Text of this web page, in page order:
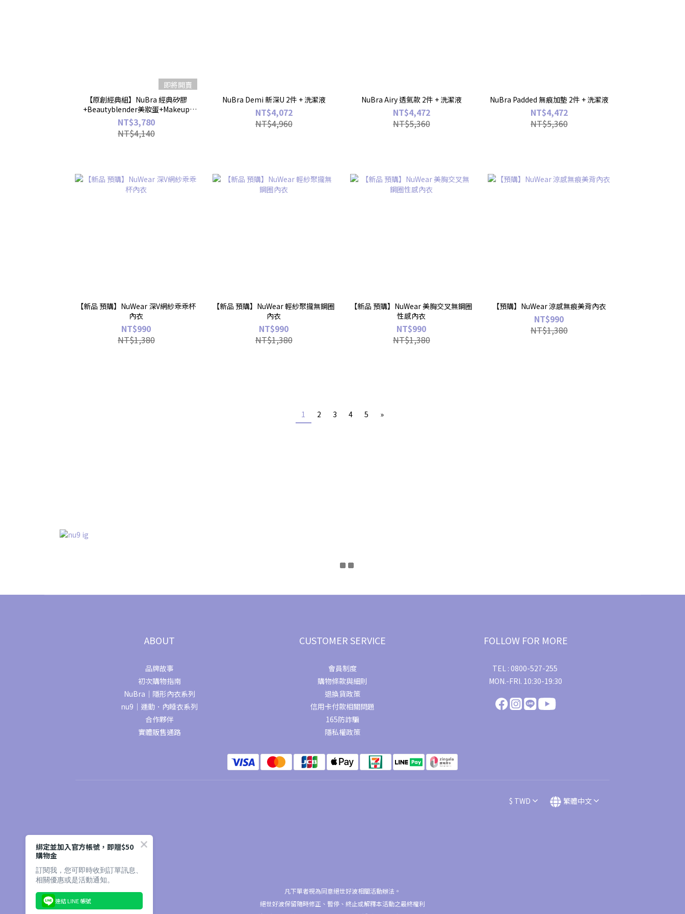
即將開賣
【原創經典組】NuBra 經典矽膠
+Beautyblender美妝蛋+Makeup
Eraser卸妝巾
NT$3,780
NT$4,140
NuBra Demi 新深U 2件 + 洗潔液
NT$4,072
NT$4,960
NuBra Airy 透氣款 2件 + 洗潔液
NT$4,472
NT$5,360
NuBra Padded 無痕加墊 2件 + 洗潔液
NT$4,472
NT$5,360
【新品 預購】NuWear 深V網紗乖乖杯
內衣
NT$990
NT$1,380
【新品 預購】NuWear 輕紗聚攏無鋼圈
內衣
NT$990
NT$1,380
【新品 預購】NuWear 美胸交叉無鋼圈
性感內衣
NT$990
NT$1,380
【預購】NuWear 涼感無痕美背內衣
NT$990
NT$1,380
1 2 3 4 5 »
ABOUT
品牌故事
初次購物指南
NuBra｜隱形內衣系列
nu9｜運動．內睡衣系列
合作夥伴
實體販售通路
CUSTOMER SERVICE
會員制度
購物條款與細則
退換貨政策
信用卡付款相關問題
165防詐騙
隱私權政策
FOLLOW FOR MORE
TEL : 0800-527-255
MON.-FRI. 10:30-19:30
$ TWD 繁體中文
凡下單者視為同意絕世好波相關活動辦法。
絕世好波保留隨時修正、暫停、終止或解釋本活動之最終權利
綁定並加入官方帳號，即贈$50
購物金
訂閱我，您可即時收到訂單訊息、
相關優惠或是活動通知。
連結 LINE 帳號